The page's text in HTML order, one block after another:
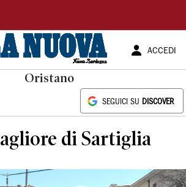
ACCEDI
Oristano
SEGUICI SU DISCOVER
di Sartiglia